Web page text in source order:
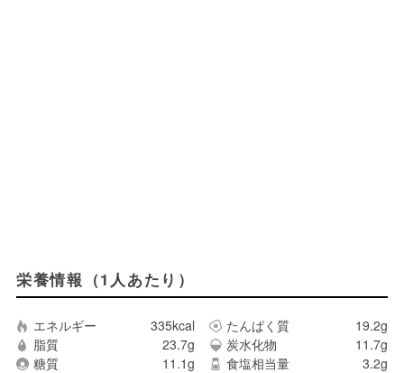
栄養情報（1人あたり）
エネルギー 335kcal たんぱく質
19.2g
脂質
23.7g 炭水化物
11.7g
糖質
11.1g 食塩相当量 3.2g